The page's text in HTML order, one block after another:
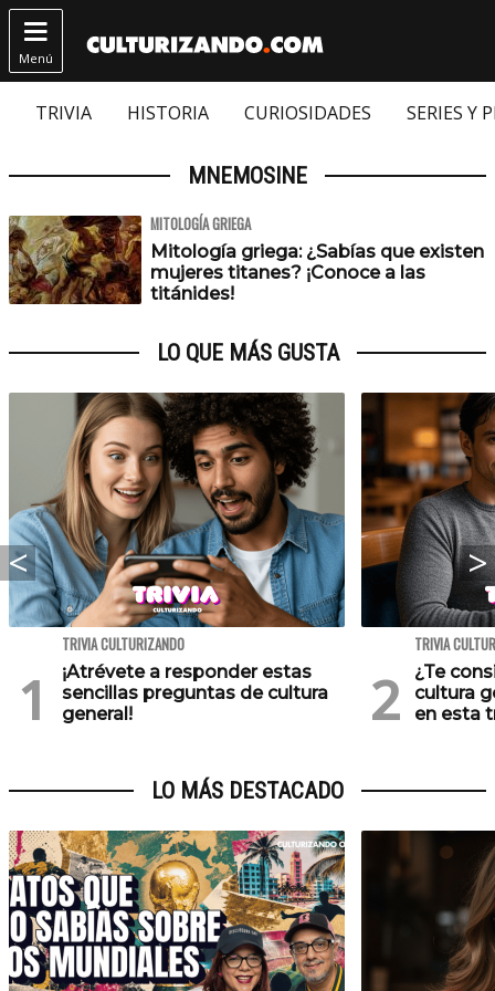

Menú
TRIVIA HISTORIA CURIOSIDADES SERIES Y
MNEMOSINE
MITOLOGÍA GRIEGA
Mitología griega: ¿Sabías que existen
mujeres titanes? ¡Conoce a las
titánides!
LO QUE MÁS GUSTA
TRIVIA CULTURIZANDO
¡Atrévete a responder estas
sencillas preguntas de cultura
general!
TRIVIA
¿Te
cultura
en esta
LO MÁS DESTACADO